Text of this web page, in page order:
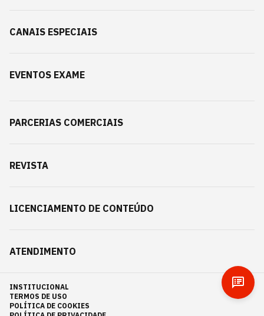
CANAIS ESPECIAIS
EVENTOS EXAME
PARCERIAS COMERCIAIS
REVISTA
LICENCIAMENTO DE CONTEÚDO
ATENDIMENTO
INSTITUCIONAL
TERMOS DE USO
POLÍTICA DE COOKIES